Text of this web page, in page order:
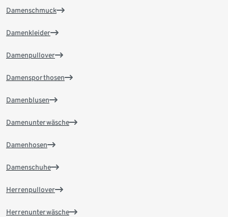
Damenschmuck
Damenkleider
Damenpullover
Damensporthosen
Damenblusen
Damenunterwäsche
Damenhosen
Damenschuhe
Herrenpullover
Herrenunterwäsche